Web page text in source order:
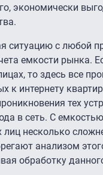
экономически
ситуацию с любой
емкости рынка.
то здесь все
к интернету
тех
в сеть. С
лиц несколько
анализом
обработку